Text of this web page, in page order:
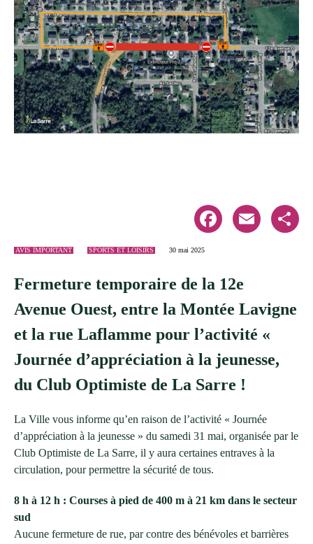
AVIS IMPORTANT SPORTS ET LOISIRS 30 mai 2025
Facebook Email Share
Fermeture temporaire de la 12e
Avenue Ouest, entre la Montée Lavigne
et la rue Laflamme pour l’activité «
Journée d’appréciation à la jeunesse,
du Club Optimiste de La Sarre !
La Ville vous informe qu’en raison de l’activité « Journée
d’appréciation à la jeunesse » du samedi 31 mai, organisée par le
Club Optimiste de La Sarre, il y aura certaines entraves à la
circulation, pour permettre la sécurité de tous.
8 h à 12 h : Courses à pied de 400 m à 21 km dans le secteur
sud
Aucune fermeture de rue, par contre des bénévoles et barrières